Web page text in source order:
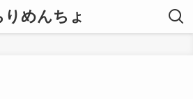
りめんちょ